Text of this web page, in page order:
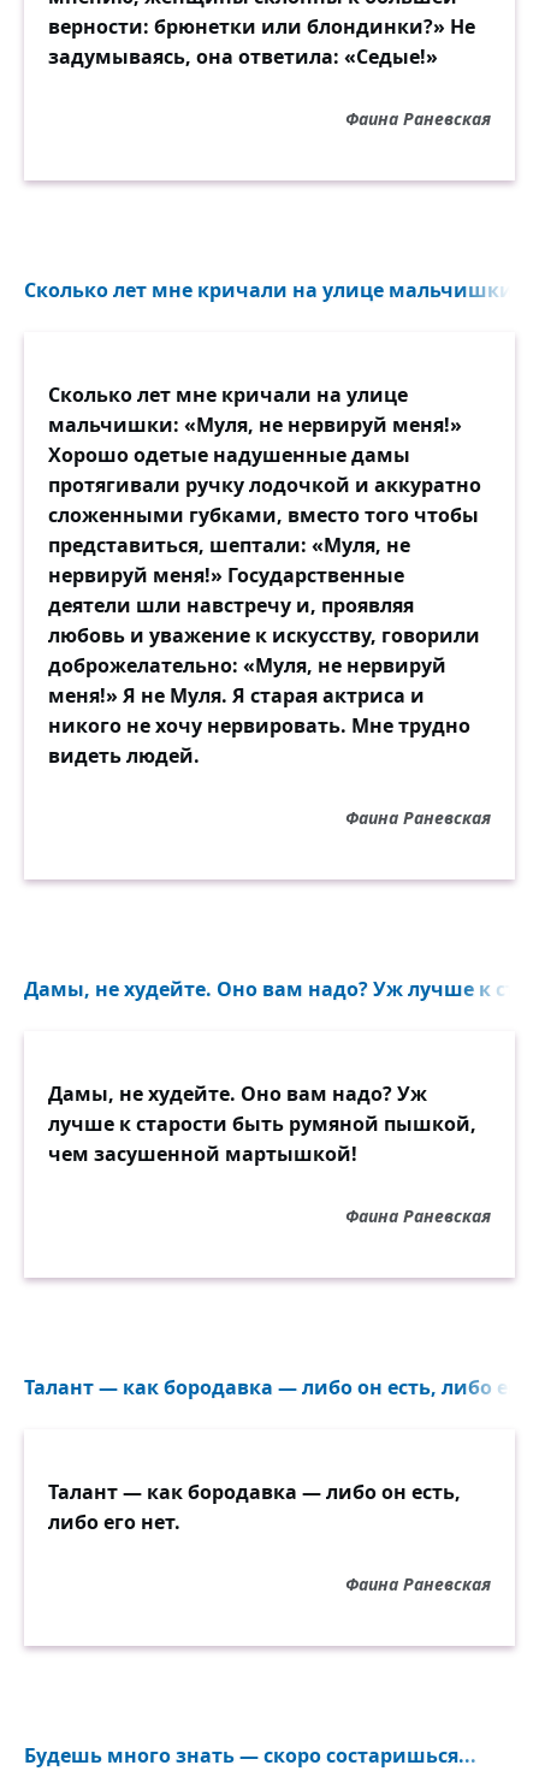
верности: брюнетки или блондинки?» Не
задумываясь, она ответила: «Седые!»
Фаина Раневская
Сколько лет мне кричали на улице мальчишки:
Сколько лет мне кричали на улице
мальчишки: «Муля, не нервируй меня!»
Хорошо одетые надушенные дамы
протягивали ручку лодочкой и аккуратно
сложенными губками, вместо того чтобы
представиться, шептали: «Муля, не
нервируй меня!» Государственные
деятели шли навстречу и, проявляя
любовь и уважение к искусству, говорили
доброжелательно: «Муля, не нервируй
меня!» Я не Муля. Я старая актриса и
никого не хочу нервировать. Мне трудно
видеть людей.
Фаина Раневская
Дамы, не худейте. Оно вам надо? Уж лучше к
Дамы, не худейте. Оно вам надо? Уж
лучше к старости быть румяной пышкой,
чем засушенной мартышкой!
Фаина Раневская
Талант — как бородавка — либо он есть, либо его
Талант — как бородавка — либо он есть,
либо его нет.
Фаина Раневская
Будешь много знать — скоро состаришься...